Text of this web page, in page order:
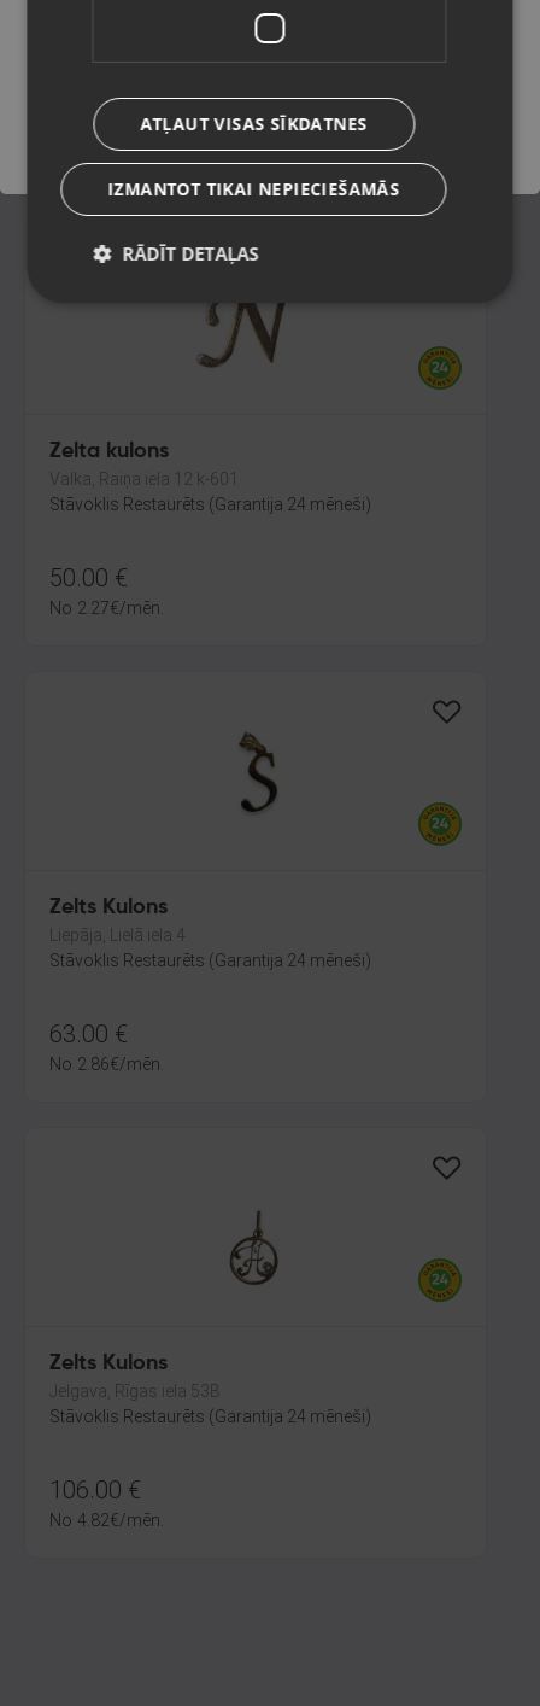
Rēzekne, Atbrīvošanas aleja 119
Stāvoklis Restaurēts (Garantija 24 mēneši)
124.00 €
5.64€/mēn.
Zelta kulons
Valka, Raiņa iela 12 k-601
Stāvoklis Restaurēts (Garantija 24 mēneši)
50.00 €
No 2.27€/mēn.
Zelts Kulons
Liepāja, Lielā iela 4
Stāvoklis Restaurēts (Garantija 24 mēneši)
63.00 €
No 2.86€/mēn.
Zelts Kulons
Jelgava, Rīgas iela 53B
Stāvoklis Restaurēts (Garantija 24 mēneši)
106.00 €
No 4.82€/mēn.
Saglabāt
ATĻAUT VISAS SĪKDATNES
IZMANTOT TIKAI NEPIECIEŠAMĀS
RĀDĪT DETAĻAS